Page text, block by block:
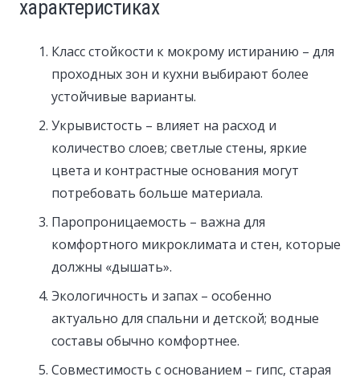
характеристиках
Класс стойкости к мокрому истиранию – для
проходных зон и кухни выбирают более
устойчивые варианты.
Укрывистость – влияет на расход и
количество слоев; светлые стены, яркие
цвета и контрастные основания могут
потребовать больше материала.
Паропроницаемость – важна для
комфортного микроклимата и стен, которые
должны «дышать».
Экологичность и запах – особенно
актуально для спальни и детской; водные
составы обычно комфортнее.
Совместимость с основанием – гипс, старая